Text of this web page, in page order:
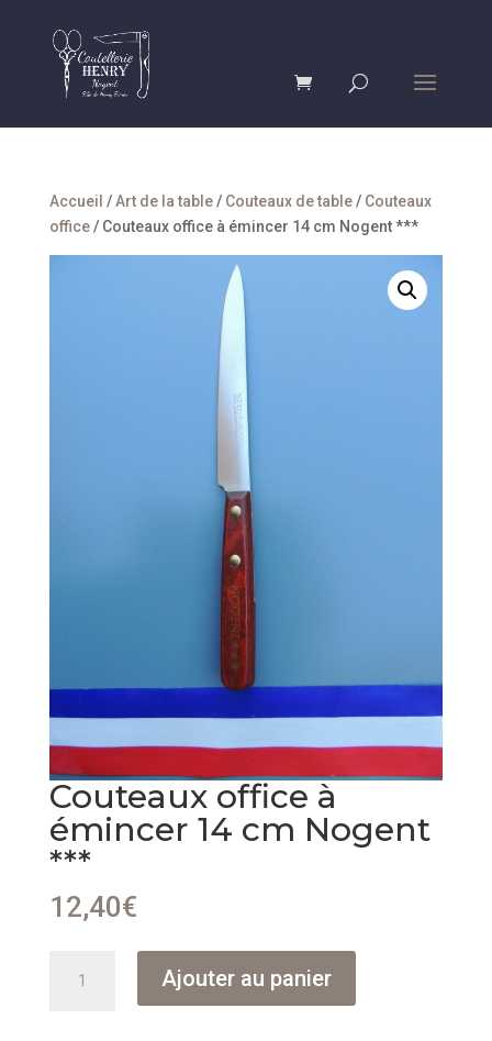
Accueil /Art de la table/ Couteaux de table/ Couteaux
office/ Couteaux office à émincer 14 cm Nogent ***
Couteaux office à
émincer 14 cm Nogent
***
12,40€
Ajouter au panier